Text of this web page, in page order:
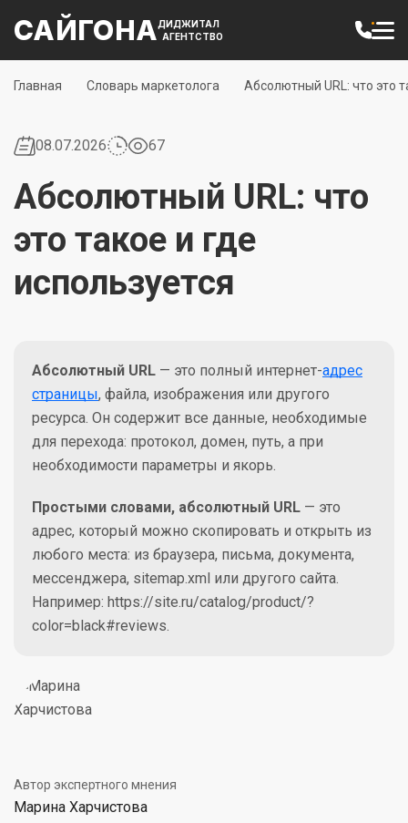
САЙГОНАДИДЖИТАЛ
АГЕНТСТВО
Главная Словарь маркетолога Абсолютный URL: что это
Абсолютный URL: что
это такое и где
используется
08.07.2026 67
Абсолютный URL — это полный интернет-адрес
страницы, файла, изображения или другого
ресурса. Он содержит все данные, необходимые
для перехода: протокол, домен, путь, а при
необходимости параметры и якорь.
Простыми словами, абсолютный URL — это
адрес, который можно скопировать и открыть из
любого места: из браузера, письма, документа,
мессенджера, sitemap.xml или другого сайта.
Например: https://site.ru/catalog/product/?
color=black#reviews.
Автор экспертного мнения
Марина Харчистова